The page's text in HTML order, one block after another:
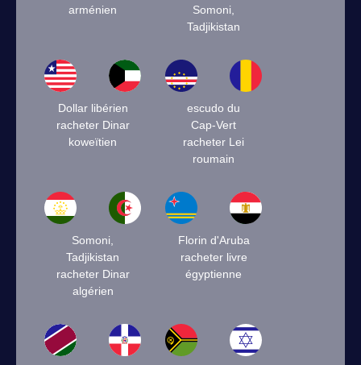
arménien
Somoni,
Tadjikistan
Dollar libérien
racheter Dinar
koweïtien
escudo du
Cap-Vert
racheter Lei
roumain
Somoni,
Tadjikistan
racheter Dinar
algérien
Florin d'Aruba
racheter livre
égyptienne